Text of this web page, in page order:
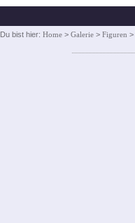
Du bist hier: Home > Galerie > Figuren >